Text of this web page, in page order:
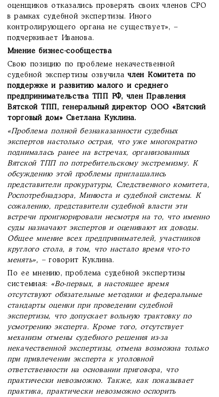
оценщиков отказались проверять своих членов СРО
в рамках судебной экспертизы. Иного
контролирующего органа не существует», –
подчеркивает Иванова.
Мнение бизнес-сообщества
Свою позицию по проблеме некачественной
судебной экспертизы озвучилачлен Комитета по
поддержке и развитию малого и среднего
предпринимательства ТПП РФ, член Правления
Вятской ТПП, генеральный директор ООО «Вятский
торговый дом» Светлана Куклина.
«Проблема полной безнаказанности судебных
экспертов настолько острая, что уже многократно
поднималась ранее на встречах, организованных
Вятской ТПП по потребительскому экстремизму. К
обсуждению этой проблемы приглашались
представители прокуратуры, Следственного комитета,
Роспотребнадзора, Минюста и судебной системы. К
сожалению, представители судебной власти эти
встречи проигнорировали несмотря на то, что именно
суды назначают экспертов и оценивают их доводы.
Общее мнение всех предпринимателей, участников
круглого стола, в том, что настало время что-то
менять», – говорит Куклина.
По ее мнению, проблема судебной экспертизы
системная: «Во-первых, в настоящее время
отсутствуют обязательные методики и федеральные
стандарты оценки при проведении судебной
экспертизы, что допускает вольную трактовку по
усмотрению эксперта. Кроме того, отсутствует
механизм отмены судебного решения из-за
некачественной экспертизы, отмена возможна только
при привлечении эксперта к уголовной
ответственности на основании приговора, что
практически невозможно. Также, как показывает
практика, практически невозможно оспорить